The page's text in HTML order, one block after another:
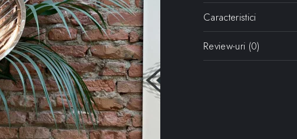
Caracteristici
Review-uri (0)